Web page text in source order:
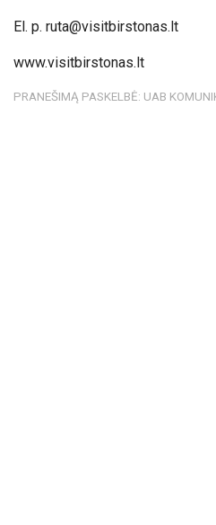
El. p. ruta@visitbirstonas.lt
www.visitbirstonas.lt
PRANEŠIMĄ PASKELBĖ: UAB